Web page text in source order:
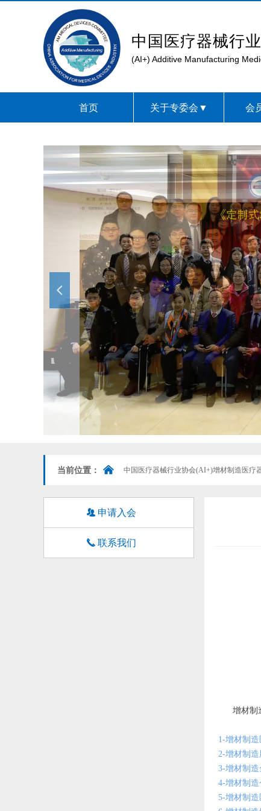
首页 关于专委会▼ 会
中国医疗器械行
(AI+) Additive Manufacturing
넳
当前位置： 中国医疗器械行业协会(AI+)增材制造医疗
낀
增材制造
1-增材制
2-增材制
3-增材制
4-增材制
5-增材制
뀡 申请入会
끅 联系我们